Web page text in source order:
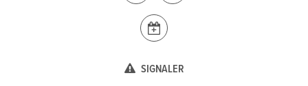
SIGNALER